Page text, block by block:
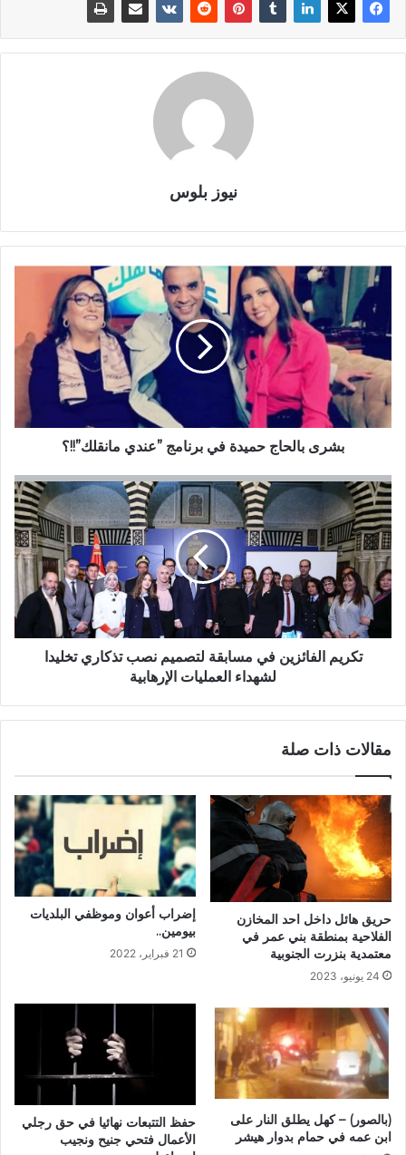
نيوز بلوس
بشرى بالحاج حميدة في برنامج ”عندي مانقلك”!!؟
تكريم الفائزين في مسابقة لتصميم نصب تذكاري تخليدا
لشهداء العمليات الإرهابية
مقالات ذات صلة
حريق هائل داخل احد المخازن
الفلاحية بمنطقة بني عمر في
معتمدية بنزرت الجنوبية
24 يونيو، 2023
إضراب أعوان وموظفي البلديات
بيومين..
21 فبراير، 2022
(بالصور) – كهل يطلق النار على
ابن عمه في حمام بدوار هيشر
حفظ التتبعات نهائيا في حق رجلي
الأعمال فتحي جنيح ونجيب